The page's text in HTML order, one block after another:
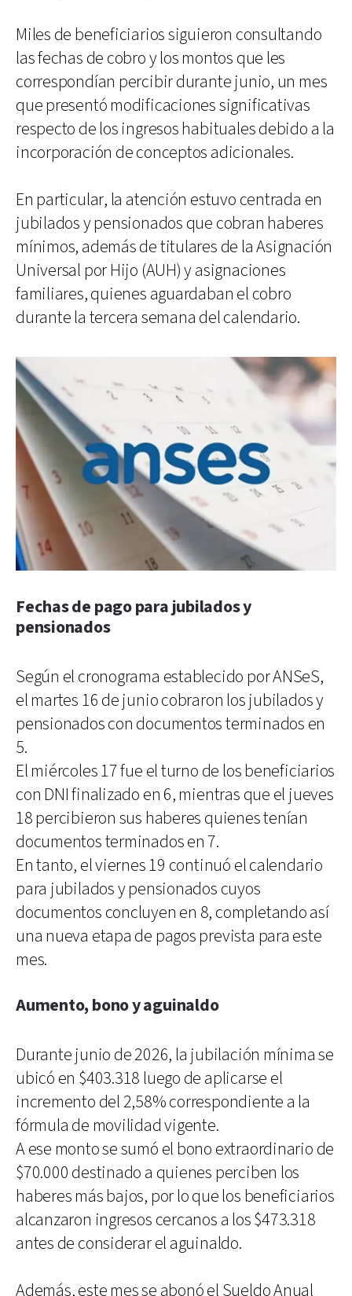
Miles de beneficiarios siguieron consultando
las fechas de cobro y los montos que les
correspondían percibir durante junio, un mes
que presentó modificaciones significativas
respecto de los ingresos habituales debido a la
incorporación de conceptos adicionales.
En particular, la atención estuvo centrada en
jubilados y pensionados que cobran haberes
mínimos, además de titulares de la Asignación
Universal por Hijo (AUH) y asignaciones
familiares, quienes aguardaban el cobro
durante la tercera semana del calendario.
Fechas de pago para jubilados y
pensionados
Según el cronograma establecido por ANSeS,
el martes 16 de junio cobraron los jubilados y
pensionados con documentos terminados en
5.
El miércoles 17 fue el turno de los beneficiarios
con DNI finalizado en 6, mientras que el jueves
18 percibieron sus haberes quienes tenían
documentos terminados en 7.
En tanto, el viernes 19 continuó el calendario
para jubilados y pensionados cuyos
documentos concluyen en 8, completando así
una nueva etapa de pagos prevista para este
mes.
Aumento, bono y aguinaldo
Durante junio de 2026, la jubilación mínima se
ubicó en $403.318 luego de aplicarse el
incremento del 2,58% correspondiente a la
fórmula de movilidad vigente.
A ese monto se sumó el bono extraordinario de
$70.000 destinado a quienes perciben los
haberes más bajos, por lo que los beneficiarios
alcanzaron ingresos cercanos a los $473.318
antes de considerar el aguinaldo.
Además, este mes se abonó el Sueldo Anual